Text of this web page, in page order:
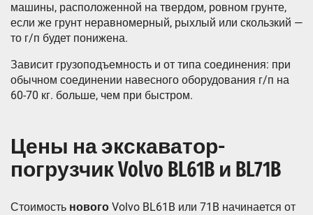
машины, расположенной на твердом, ровном грунте,
если же грунт неравномерный, рыхлый или скользкий —
то г/п будет понижена.
Зависит грузоподъемность и от типа соединения: при
обычном соединении навесного оборудования г/п на
60-70 кг. больше, чем при быстром.
Цены на экскаватор-
погрузчик Volvo BL61B и BL71B
Стоимость нового Volvo BL61B или 71B начинается от